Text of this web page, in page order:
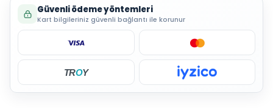
Güvenli ödeme yöntemleri
Kart bilgileriniz güvenli bağlantı ile korunur
TROY